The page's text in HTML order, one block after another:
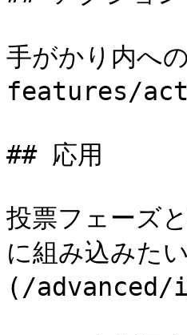
手がかり内へ
features/
## 応用
投票フェーズ
に組み込みた
(/advanced/